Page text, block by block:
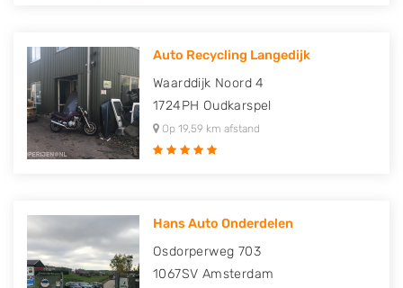
Auto Recycling Langedijk
Waarddijk Noord 4
1724PH Oudkarspel
Op 19,59 km afstand
Hans Auto Onderdelen
Osdorperweg 703
1067SV Amsterdam